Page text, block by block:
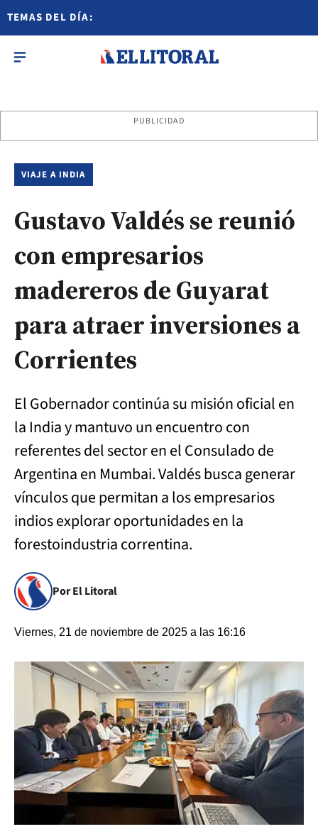
TEMAS DEL DÍA:
PUBLICIDAD
VIAJE A INDIA
Gustavo Valdés se reunió
con empresarios
madereros de Guyarat
para atraer inversiones a
Corrientes
El Gobernador continúa su misión oficial en
la India y mantuvo un encuentro con
referentes del sector en el Consulado de
Argentina en Mumbai. Valdés busca generar
vínculos que permitan a los empresarios
indios explorar oportunidades en la
forestoindustria correntina.
Por El Litoral
Viernes, 21 de noviembre de 2025 a las 16:16